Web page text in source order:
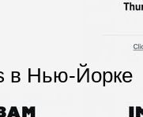
в Нью-Йорке